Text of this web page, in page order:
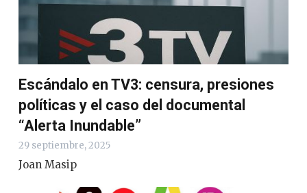
Escándalo en TV3: censura, presiones
políticas y el caso del documental
“Alerta Inundable”
29 septiembre, 2025
Joan Masip